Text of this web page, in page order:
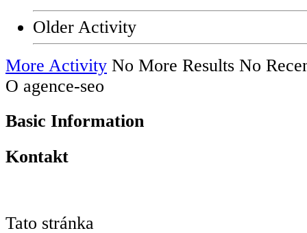
Older Activity
More Activity No More Results No
O agence-seo
Basic Information
Kontakt
Tato stránka